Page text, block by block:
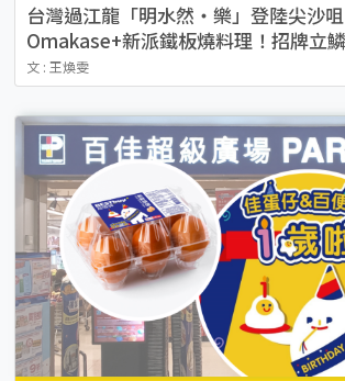
台灣過江龍「明水然・樂」登陸尖沙
Omakase+新派鐵板燒料理！招牌立
龍蝦多吃！
文 : 王煥雯